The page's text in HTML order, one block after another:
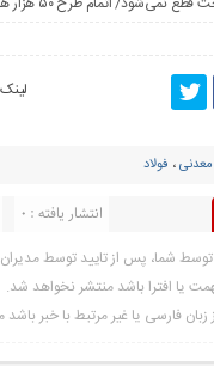
، فولاد
انتشار یافته : 0
شما، پس از تایید توسط
یا افترا باشد منتشر نخواهد شد.
زبان فارسی یا غیر مرتبط با خبر